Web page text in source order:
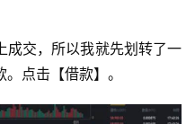
成交，所以我就先划转了一
点击【借款】。